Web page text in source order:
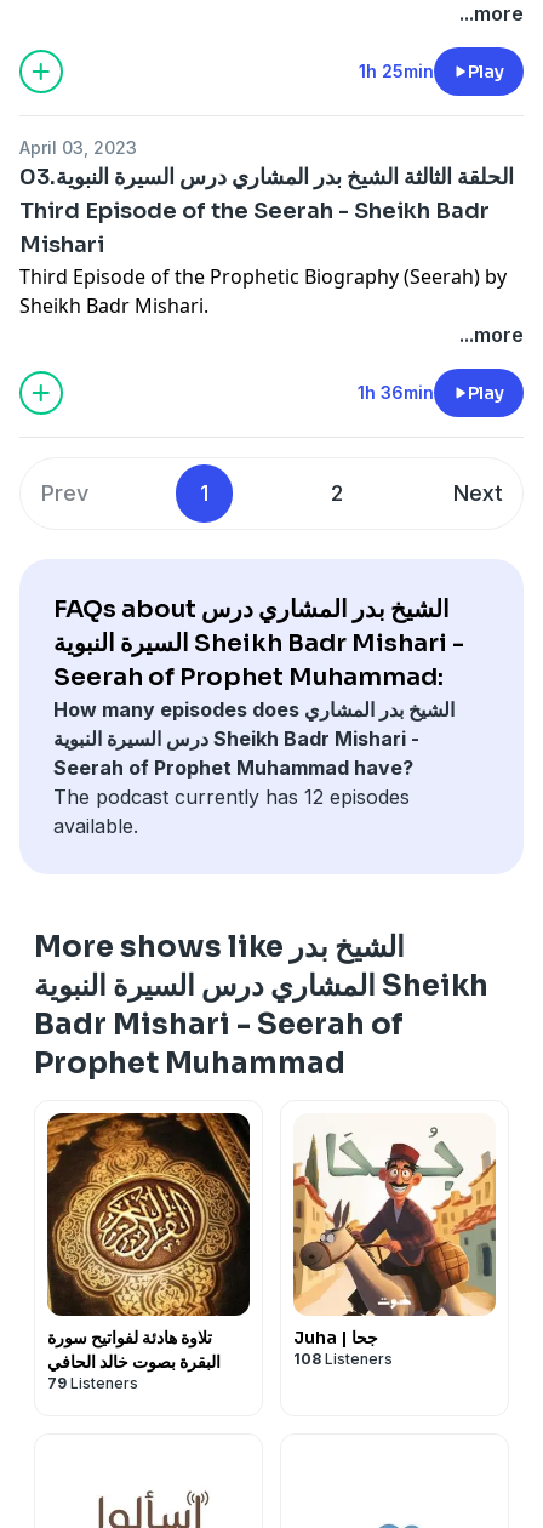
...more
1h 25min Play
April 03, 2023
03.الحلقة الثالثة الشيخ بدر المشاري درس السيرة النبوية
Third Episode of the Seerah - Sheikh Badr
Mishari
Third Episode of the Prophetic Biography (Seerah) by
Sheikh Badr Mishari.
...more
1h 36min Play
Prev 1 2 Next
FAQs about الشيخ بدر المشاري درس
السيرة النبوية Sheikh Badr Mishari -
Seerah of Prophet Muhammad:
How many episodes does الشيخ بدر المشاري
درس السيرة النبوية Sheikh Badr Mishari -
Seerah of Prophet Muhammad have?
The podcast currently has 12 episodes
available.
More shows like الشيخ بدر
المشاري درس السيرة النبوية Sheikh
Badr Mishari - Seerah of
Prophet Muhammad
تلاوة هادئة لفواتيح سورة
البقرة بصوت خالد الحافي
79 Listeners
Juha | جحا
108 Listeners